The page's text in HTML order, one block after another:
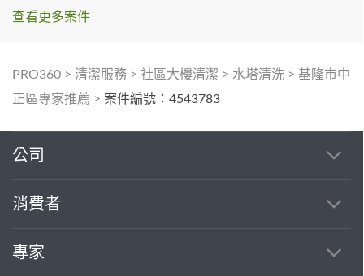
查看更多案件
PRO360 > 清潔服務 > 社區大樓清潔 > 水塔清洗 > 基隆市中
正區專家推薦 > 案件編號：4543783
公司
消費者
專家